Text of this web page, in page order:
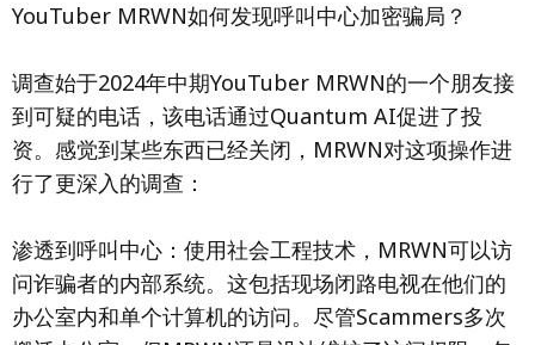
YouTuber MRWN如何发现呼叫中心加密骗局？
调查始于2024年中期YouTuber MRWN的一个朋友接
到可疑的电话，该电话通过Quantum AI促进了投
资。感觉到某些东西已经关闭，MRWN对这项操作进
行了更深入的调查：
渗透到呼叫中心：使用社会工程技术，MRWN可以访
问诈骗者的内部系统。这包括现场闭路电视在他们的
办公室内和单个计算机的访问。尽管Scammers多次